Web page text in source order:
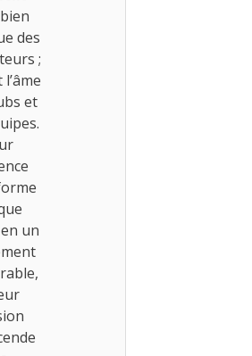
des
;
et
un